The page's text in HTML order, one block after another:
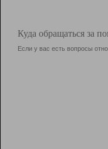
Куда обращаться за
Если у вас есть вопросы